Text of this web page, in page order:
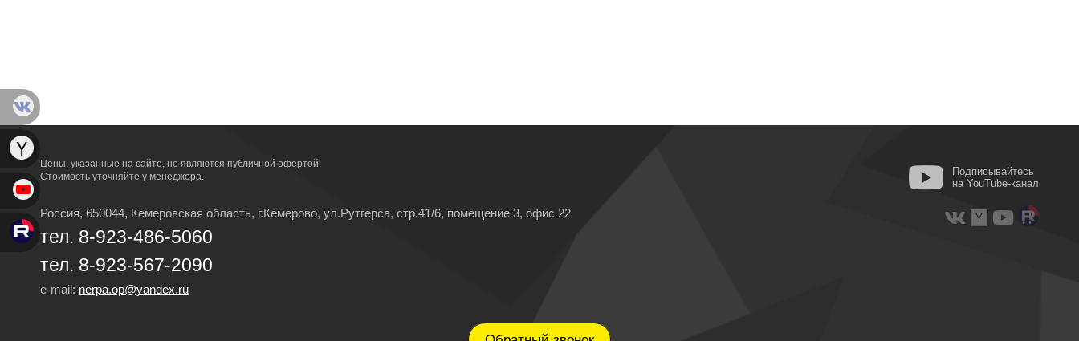
Цены, указанные на сайте, не являются публичной офертой.
Стоимость уточняйте у менеджера.
Россия, 650044, Кемеровская область, г.Кемерово, ул.Рутгерса, стр.41/6, помещение 3, офис 22
тел. 8-923-486-5060
тел. 8-923-567-2090
e-mail: nerpa.op@yandex.ru
Подписывайтесь
на YouTube-канал